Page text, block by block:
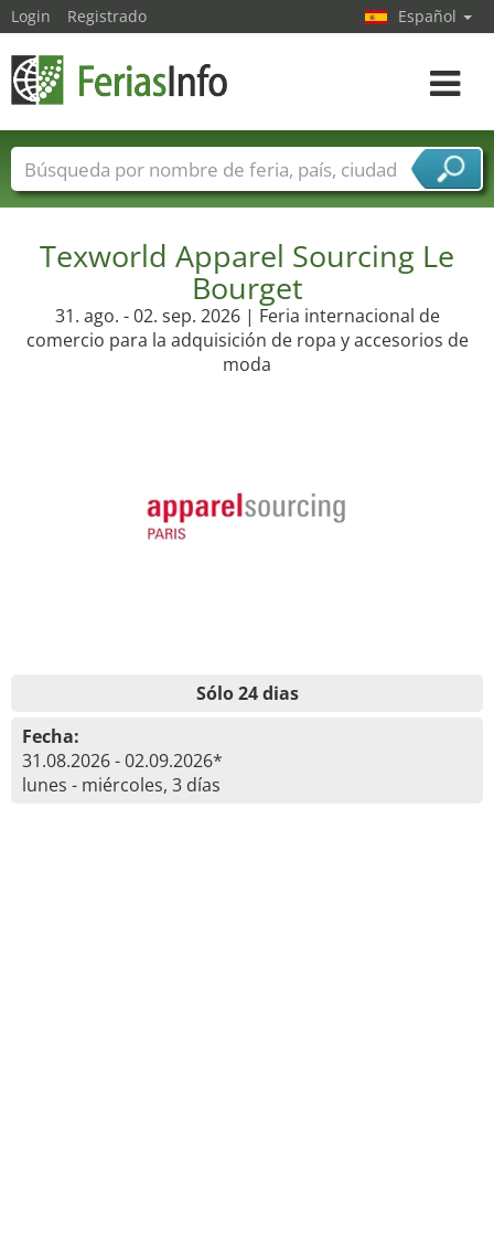
Texworld Apparel Sourcing Le
Bourget
31. ago. - 02. sep. 2026 | Feria internacional de
comercio para la adquisición de ropa y accesorios de
moda
Sólo 24 dias
Fecha:
31.08.2026 - 02.09.2026*
lunes - miércoles, 3 días
Login Registrado Español
toggle
Nombres de ferias Países
Ciudades
Sectores de proveedor de servicios